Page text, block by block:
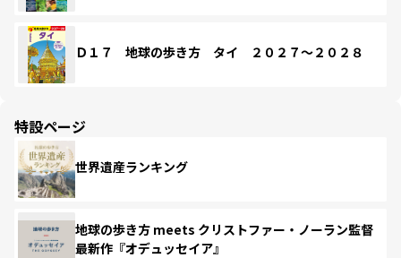
Ｄ１７ 地球の歩き方 タイ ２０２７～２０２８
特設ページ
世界遺産ランキング
地球の歩き方 meets クリストファー・ノーラン監督
最新作『オデュッセイア』